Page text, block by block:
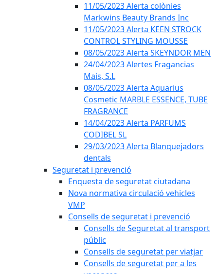
11/05/2023 Alerta colònies
Markwins Beauty Brands Inc
11/05/2023 Alerta KEEN STROCK
CONTROL STYLING MOUSSE
08/05/2023 Alerta SKEYNDOR MEN
24/04/2023 Alertes Fragancias
Mais, S.L
08/05/2023 Alerta Aquarius
Cosmetic MARBLE ESSENCE, TUBE
FRAGRANCE
14/04/2023 Alerta PARFUMS
CODIBEL SL
29/03/2023 Alerta Blanquejadors
dentals
Seguretat i prevenció
Enquesta de seguretat ciutadana
Nova normativa circulació vehicles
VMP
Consells de seguretat i prevenció
Consells de Seguretat al transport
públic
Consells de seguretat per viatjar
Consells de seguretat per a les